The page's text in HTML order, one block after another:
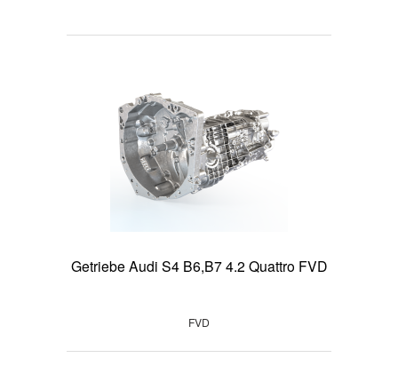
Getriebe Audi S4 B6,B7 4.2 Quattro FVD
FVD